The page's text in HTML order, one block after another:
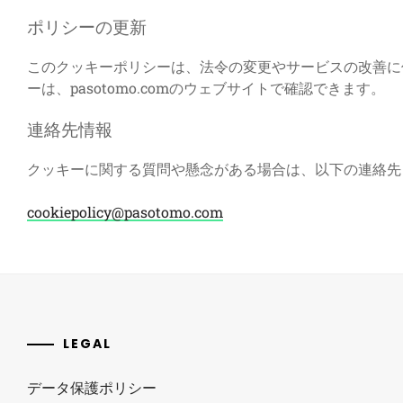
ポリシーの更新
このクッキーポリシーは、法令の変更やサービスの改善
ーは、pasotomo.comのウェブサイトで確認できます。
連絡先情報
クッキーに関する質問や懸念がある場合は、以下の連絡
cookiepolicy@pasotomo.com
LEGAL
データ保護ポリシー